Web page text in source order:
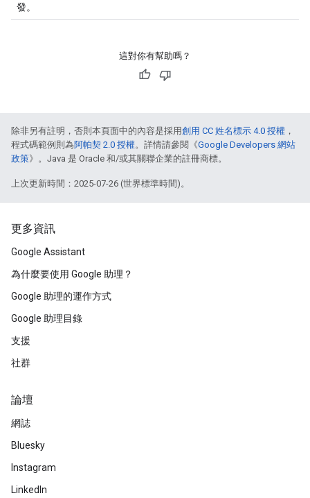
發。
這對你有幫助嗎？
除非另有註明，否則本頁面中的內容是採用創用 CC 姓名標示 4.0 授權 ，
程式碼範例則為阿帕契 2.0 授權。詳情請參閱《Google Developers 網站
政策》。Java 是 Oracle 和/或其關聯企業的註冊商標。
上次更新時間：2025-07-26 (世界標準時間)。
更多資訊
Google Assistant
為什麼要使用 Google 助理？
Google 助理的運作方式
Google 助理目錄
支援
社群
論壇
網誌
Bluesky
Instagram
LinkedIn